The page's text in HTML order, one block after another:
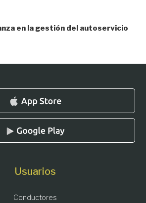
en la gestión del autoservicio
Usuarios
Conductores